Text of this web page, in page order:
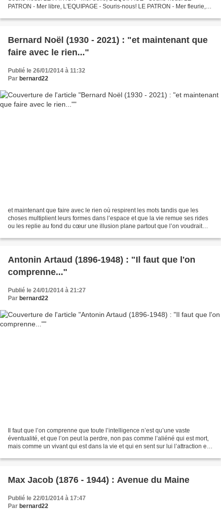
PATRON - Mer libre, L'EQUIPAGE - Souris-nous! LE PATRON - Mer fleurie,
Bernard Noël (1930 - 2021) : "et maintenant que
faire avec le rien..."
Publié le 26/01/2014 à 11:32
Par bernard22
et maintenant que faire avec le rien où respirent les mots tandis que les
choses multiplient leurs formes dans l’espace et que la vie remue ses rides
ou les replie au fond du cœur une illusion plane partout que l’on voudrait
Antonin Artaud (1896-1948) : "Il faut que l'on
comprenne..."
Publié le 24/01/2014 à 21:27
Par bernard22
Il faut que l’on comprenne que toute l’intelligence n’est qu’une vaste
éventualité, et que l’on peut la perdre, non pas comme l’aliéné qui est mort,
mais comme un vivant qui est dans la vie et qui en sent sur lui l’attraction et
Max Jacob (1876 - 1944) : Avenue du Maine
Publié le 22/01/2014 à 17:47
Par bernard22